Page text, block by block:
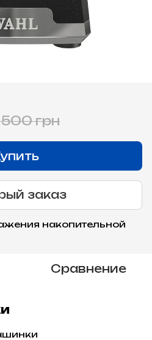
500 грн
заказ
накопительной
Сравнение